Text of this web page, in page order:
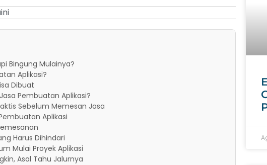
Bingung Mulainya?
Aplikasi?
Dibuat
Pembuatan Aplikasi?
Sebelum Memesan Jasa
Aplikasi
Harus Dihindari
Mulai Proyek Aplikasi
Asal Tahu Jalurnya